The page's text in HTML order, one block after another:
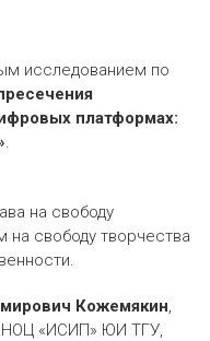
исследованием по
платформах:
.
на свободу
свободу творчества
Кожемякин,
НОЦ «ИСИП» ЮИ ТГУ,